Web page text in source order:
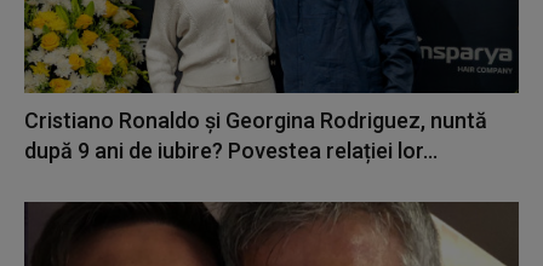
Cristiano Ronaldo și Georgina Rodriguez, nuntă
după 9 ani de iubire? Povestea relației lor...